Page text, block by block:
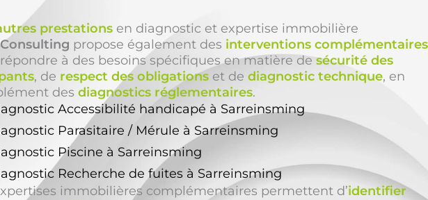
prestations en diagnostic et expertise immobilière
propose également des interventions complémentaires
à des besoins spécifiques en matière desécurité des
, de respect des obligations et de diagnostic technique, en
des diagnostics réglementaires.
Accessibilité handicapé à Sarreinsming
Parasitaire / Mérule à Sarreinsming
Piscine à Sarreinsming
Recherche de fuites à Sarreinsming
immobilières complémentaires permettent d’identifier